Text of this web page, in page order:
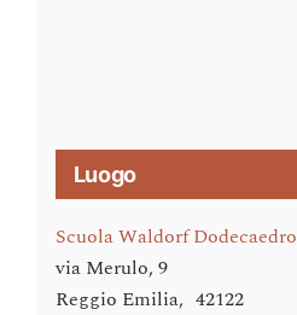
Luogo
Scuola Waldorf Dodecaedro
via Merulo, 9
Reggio Emilia, 42122